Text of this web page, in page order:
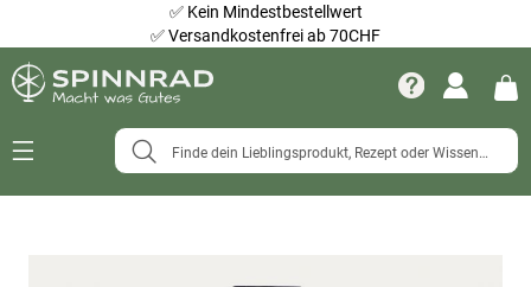
✅ Kein Mindestbestellwert
✅Versandkostenfrei ab 70CHF
Navigation